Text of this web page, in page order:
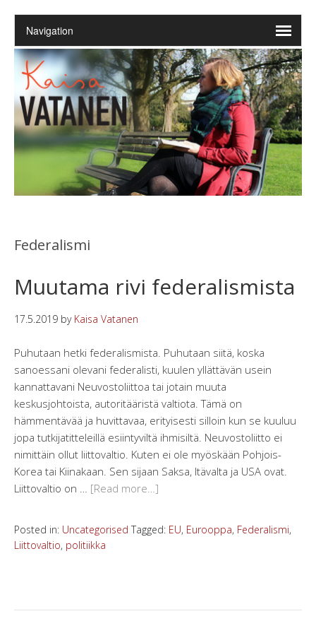
Federalismi
Muutama rivi federalismista
17.5.2019 by Kaisa Vatanen
Puhutaan hetki federalismista. Puhutaan siitä, koska
sanoessani olevani federalisti, kuulen yllättävän usein
kannattavani Neuvostoliittoa tai jotain muuta
keskusjohtoista, autoritääristä valtiota. Tämä on
hämmentävää ja huvittavaa, erityisesti silloin kun se kuuluu
jopa tutkijatitteleillä esiintyviltä ihmisiltä. Neuvostoliitto ei
nimittäin ollut liittovaltio. Kuten ei ole myöskään Pohjois-
Korea tai Kiinakaan. Sen sijaan Saksa, Itävalta ja USA ovat.
Liittovaltio on … [Read more…]
Posted in: Uncategorised Tagged: EU, Eurooppa, Federalismi,
Liittovaltio, politiikka